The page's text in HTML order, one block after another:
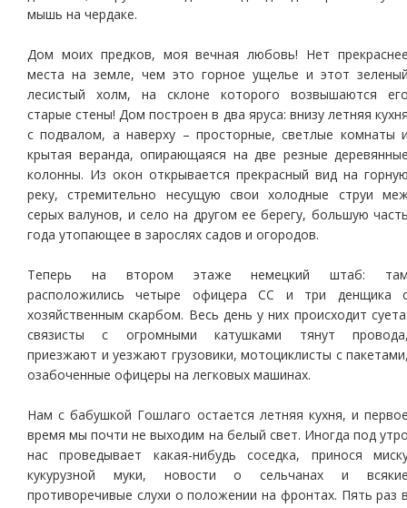
мышь на чердаке.
Дом моих предков, моя вечная любовь! Нет
места на земле, чем это горное ущелье и этот
лесистый холм, на склоне которого возвышаются
старые стены! Дом построен в два яруса: внизу летняя
с подвалом, а наверху – просторные, светлые комнаты
крытая веранда, опирающаяся на две резные
колонны. Из окон открывается прекрасный вид на
реку, стремительно несущую свои холодные струи
серых валунов, и село на другом ее берегу, большую
года утопающее в зарослях садов и огородов.
Теперь на втором этаже немецкий штаб:
расположились четыре офицера СС и три денщика
хозяйственным скарбом. Весь день у них происходит
связисты с огромными катушками тянут
приезжают и уезжают грузовики, мотоциклисты с
озабоченные офицеры на легковых машинах.
Нам с бабушкой Гошлаго остается летняя кухня, и
время мы почти не выходим на белый свет. Иногда под
нас проведывает какая-нибудь соседка, принося
кукурузной муки, новости о сельчанах и
противоречивые слухи о положении на фронтах. Пять раз